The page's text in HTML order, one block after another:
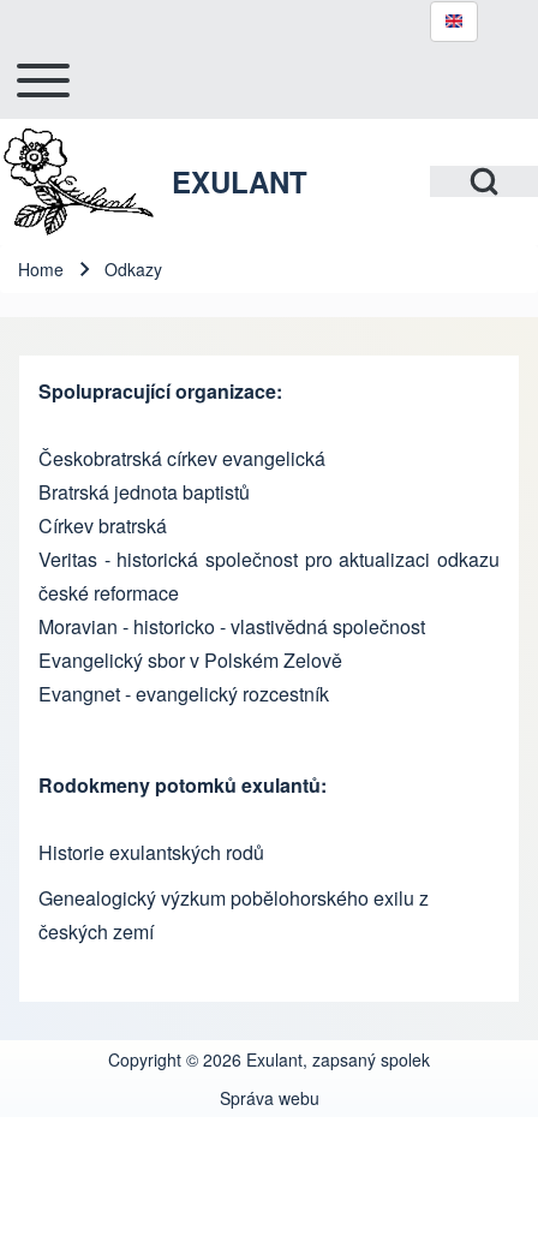
Close search
Hlavní navigace
Toggle main menu
Open Search
EXULANT
Home Odkazy
Spolupracující organizace:
Českobratrská církev evangelická
Bratrská jednota baptistů
Církev bratrská
Veritas - historická společnost pro aktualizaci odkazu
české reformace
Moravian - historicko - vlastivědná společnost
Evangelický sbor v Polském Zelově
Evangnet- evangelický rozcestník
Rodokmeny potomků exulantů:
Historie exulantských rodů
Genealogický výzkum pobělohorského exilu z
českých zemí
Copyright © 2026 Exulant, zapsaný spolek
Správa webu